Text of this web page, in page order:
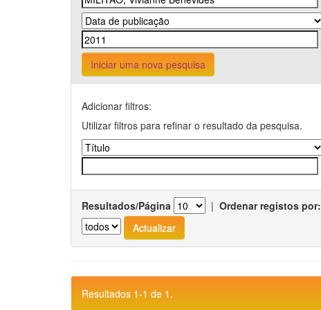
Iniciar uma nova pesquisa
Adicionar filtros:
Utilizar filtros para refinar o resultado da pesquisa.
Resultados/Página | Ordenar registos por:
Resultados 1-1 de 1.